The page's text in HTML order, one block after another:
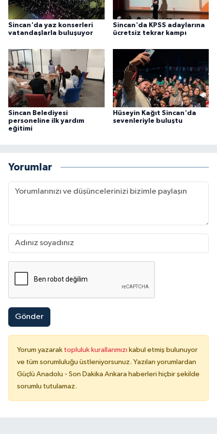
Sincan'da yaz konserleri
vatandaşlarla buluşuyor
Sincan'da KPSS adaylarına
ücretsiz tekrar kampı
Sincan Belediyesi
personeline ilk yardım
eğitimi
Hüseyin Kağıt Sincan'da
sevenleriyle buluştu
Yorumlar
Gönder
Yorum yazarak topluluk kurallarımızı kabul etmiş bulunuyor
ve tüm sorumluluğu üstleniyorsunuz. Yazılan yorumlardan
Güçlü Anadolu - Son Dakika Ankara haberleri hiçbir şekilde
sorumlu tutulamaz.